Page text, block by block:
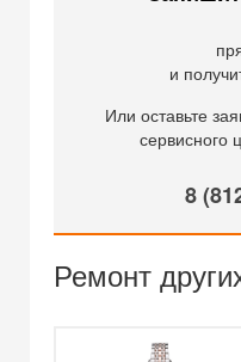
и
Или оставьте
сервисного
8
Ремонт